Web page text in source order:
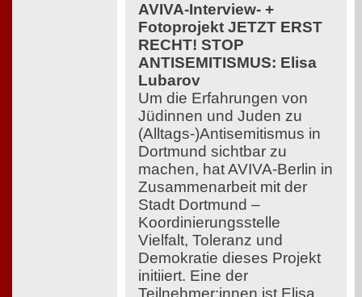
AVIVA-Interview- +
Fotoprojekt JETZT ERST
RECHT! STOP
ANTISEMITISMUS: Elisa
Lubarov
Um die Erfahrungen von
Jüdinnen und Juden zu
(Alltags-)Antisemitismus in
Dortmund sichtbar zu
machen, hat AVIVA-Berlin in
Zusammenarbeit mit der
Stadt Dortmund –
Koordinierungsstelle
Vielfalt, Toleranz und
Demokratie dieses Projekt
initiiert. Eine der